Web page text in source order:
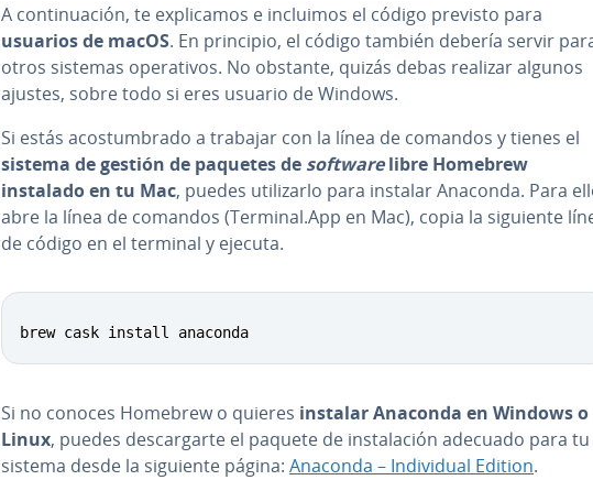
A co­n­ti­nua­ción, te ex­pli­ca­mos e incluimos el código previsto para
usuarios de macOS. En principio, el código también debería servir
otros sistemas ope­ra­ti­vos. No obstante, quizás debas realizar algunos
ajustes, sobre todo si eres usuario de Windows.
Si estás aco­s­tu­m­bra­do a trabajar con la línea de comandos y tienes el
sistema de gestión de paquetes de softwarelibre Homebrew
instalado en tu Mac, puedes uti­li­zar­lo para instalar Anaconda. Para
abre la línea de comandos (Terminal.App en Mac), copia la siguiente
de código en el terminal y ejecuta.
brew cask install anaconda
Si no conoces Homebrew o quieres instalar Anaconda en Windows o
Linux, puedes de­s­ca­r­gar­te el paquete de in­s­ta­la­ción adecuado para tu
sistema desde la siguiente página: Anaconda – In­di­vi­dual Edition.